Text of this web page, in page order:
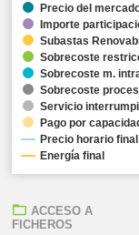
Precio del
Importe
Subastas
Sobrecoste
Sobrecoste m.
Sobrecoste
Servicio
Pago por
Precio horario
Energía final
ACCESO A
FICHEROS